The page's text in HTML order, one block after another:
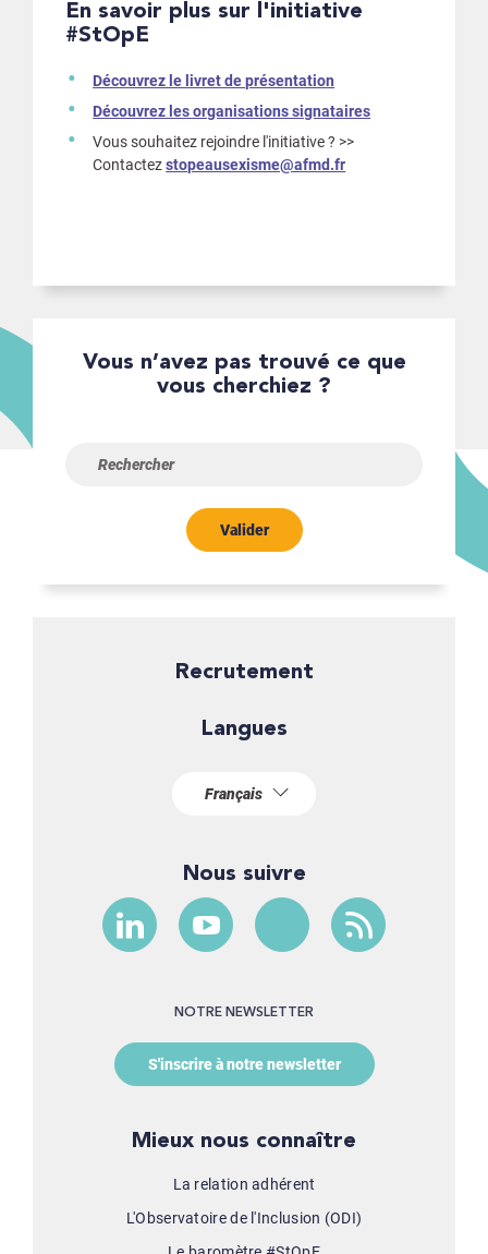
En savoir plus sur l'initiative
#StOpE
Découvrez le livret de présentation
Découvrez les organisations signataires
Vous souhaitez rejoindre l'initiative ? >>
Contactezstopeausexisme@afmd.fr
Vous n’avez pas trouvé ce que
vous cherchiez ?
Valider
Recrutement
Langues
Nous suivre
NOTRE NEWSLETTER
S'inscrire à notre newsletter
Mieux nous connaître
La relation adhérent
L'Observatoire de l'Inclusion (ODI)